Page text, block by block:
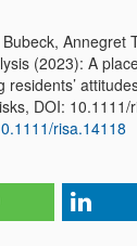
Annegret
(2023): A
residents’
DOI: 10.1111/
risa.14118